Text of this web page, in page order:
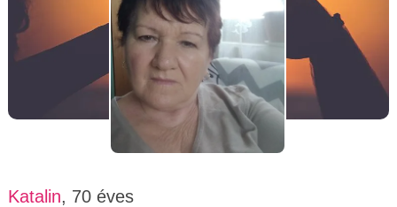
Katalin, 70 éves